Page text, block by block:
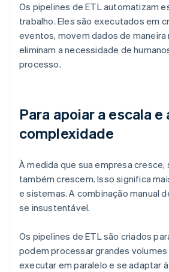
Os pipelines de ETL automatizam
trabalho. Eles são executados em
eventos, movem dados de
eliminam a necessidade de
processo.
Para apoiar a escala e
complexidade
À medida que sua empresa cresce,
também crescem. Isso significa
e sistemas. A combinação manual
se insustentável.
Os pipelines de ETL são criados
podem processar grandes volumes
executar em paralelo e se adaptar